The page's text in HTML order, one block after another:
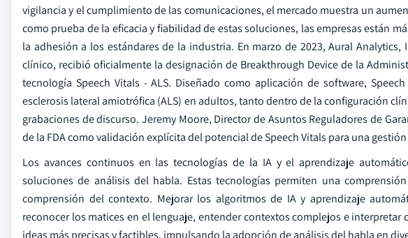
vigilancia y el cumplimiento de las comunicaciones, el mercado muestra un
como prueba de la eficacia y fiabilidad de estas soluciones, las empresas están
la adhesión a los estándares de la industria. En marzo de 2023, Aural
clínico, recibió oficialmente la designación de Breakthrough Device de la
tecnología Speech Vitals - ALS. Diseñado como aplicación de software,
esclerosis lateral amiotrófica (ALS) en adultos, tanto dentro de la configuración
grabaciones de discurso. Jeremy Moore, Director de Asuntos Reguladores de
de la FDA como validación explícita del potencial de Speech Vitals para una
Los avances continuos en las tecnologías de la IA y el aprendizaje
soluciones de análisis del habla. Estas tecnologías permiten una
comprensión del contexto. Mejorar los algoritmos de IA y aprendizaje
reconocer los matices en el lenguaje, entender contextos complejos e
ideas más precisas y factibles, impulsando la adopción de análisis del habla en